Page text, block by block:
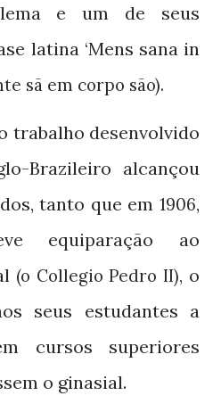
e um de seus
latina ‘Mens sana in
sã em corpo são).
trabalho desenvolvido
Brazileiro alcançou
tanto que em 1906,
equiparação ao
(o Collegio Pedro II), o
seus estudantes a
cursos superiores
o ginasial.